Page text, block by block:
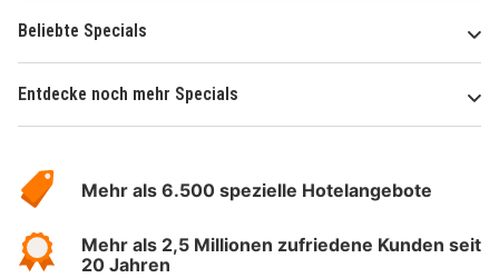
Beliebte Specials
Entdecke noch mehr Specials
Hotelspecials
Mehr als 6.500 spezielle Hotelangebote
Mehr als 2,5 Millionen zufriedene Kunden seit
20 Jahren